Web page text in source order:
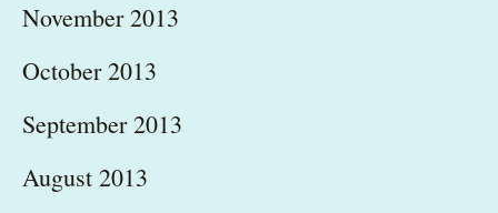
November 2013
October 2013
September 2013
August 2013